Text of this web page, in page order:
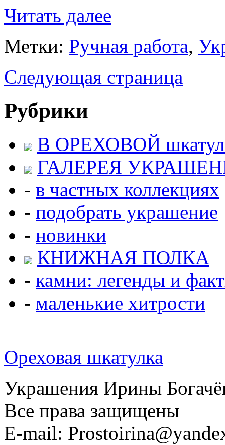
Читать далее
Метки: Ручная работа,
Следующая страница
Рубрики
В ОРЕХОВОЙ
ГАЛЕРЕЯ
- в частных коллекциях
- подобрать украшение
- новинки
КНИЖНАЯ ПОЛКА
- камни: легенды и
- маленькие хитрости
Ореховая шкатулка
Украшения Ирины
Все права защищены
E-mail: